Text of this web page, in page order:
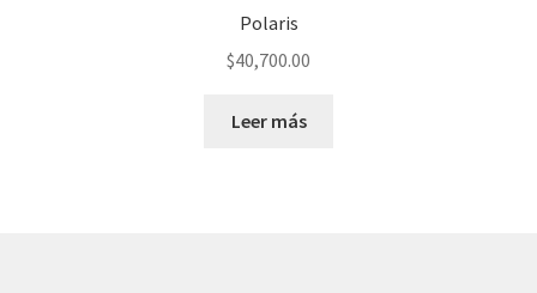
Polaris
$40,700.00
Leer más